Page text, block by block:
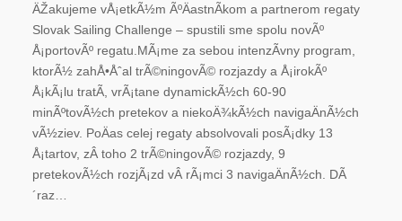
ÄŽakujeme vÅ¡etkÃ½m ÃºÄastnÃ­kom a partnerom regaty
Slovak Sailing Challenge – spustili sme spolu novÃº
Å¡portovÃº regatu.MÃ¡me za sebou intenzÃ­vny program,
ktorÃ½ zahÅ•Åˆal trÃ©ningovÃ© rozjazdy a Å¡irokÃº
Å¡kÃ¡lu tratÃ­, vrÃ¡tane dynamickÃ½ch 60-90
minÃºtovÃ½ch pretekov a niekoÄ¾kÃ½ch navigaÄnÃ½ch
vÃ½ziev. PoÄas celej regaty absolvovali posÃ¡dky 13
Å¡tartov, zÂ toho 2 trÃ©ningovÃ© rozjazdy, 9
pretekovÃ½ch rozjÃ¡zd vÂ rÃ¡mci 3 navigaÄnÃ½ch. DÃ
´raz…